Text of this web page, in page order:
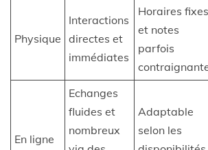
Physique
Interactions
directes et
immédiates
Horaires fixes
et notes
parfois
En ligne
Echanges
fluides et
nombreux
Adaptable
selon les